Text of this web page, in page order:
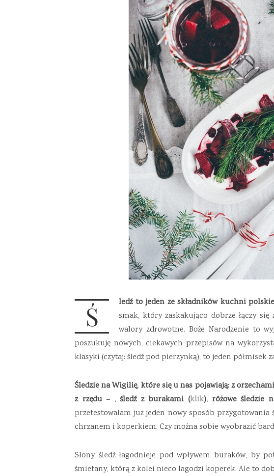
Ś ledź to jeden ze składników kuchni
smak, który zaskakująco dobrze łączy
walory zdrowotne. Boże Narodzenie to
poszukuję nowych, ciekawych przepisów na
klasyki (czytaj: śledź pod pierzynką), to jeden półmisek
Śledzie na Wigilię, które się u nas pojawiają: z
z rzędu – , śledź z burakami (klik), różowe śledzie
przetestowałam już jeden nowy sposób
chrzanem i koperkiem. Czy można sobie wyobrazić
Słony śledź łagodnieje pod wpływem buraków, by
śmietany, którą z kolei nieco łagodzi koperek. Ale to